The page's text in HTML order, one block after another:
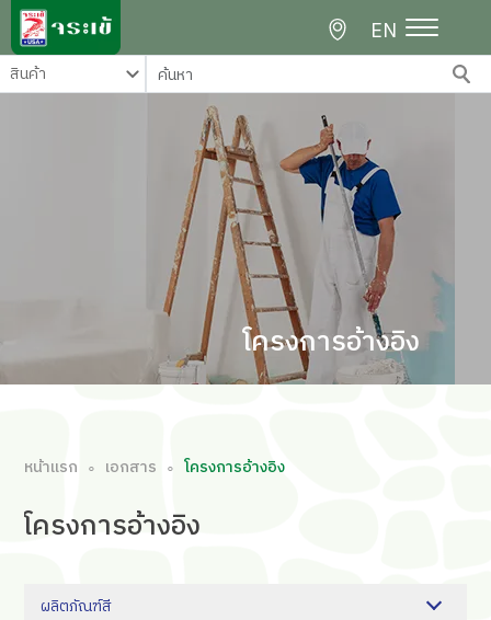
EN
โครงการอ้างอิง
หน้าแรก ∘ เอกสาร ∘ โครงการอ้างอิง
โครงการอ้างอิง
ผลิตภัณฑ์สี